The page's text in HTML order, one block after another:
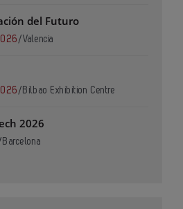
del Futuro
/Valencia
/ Bilbao Exhibition Centre
2026
Barcelona